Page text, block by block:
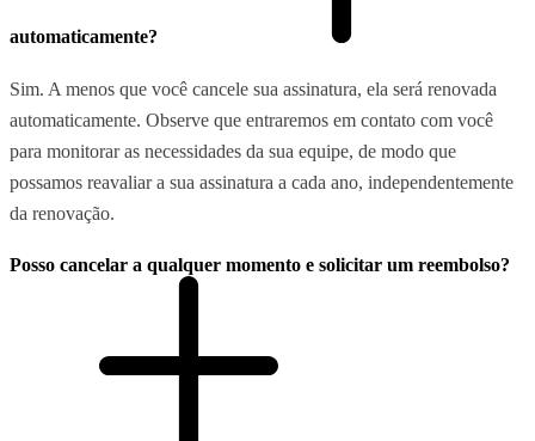
automaticamente?
Sim. A menos que você cancele sua assinatura, ela será renovada
automaticamente. Observe que entraremos em contato com você
para monitorar as necessidades da sua equipe, de modo que
possamos reavaliar a sua assinatura a cada ano, independentemente
da renovação.
Posso cancelar a qualquer momento e solicitar um reembolso?